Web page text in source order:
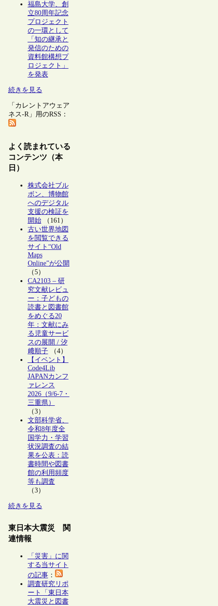
福島大学、創
立80周年記念
プロジェクト
の一環として
「知の継承と
発信のための
資料館構想プ
ロジェクト」
を発表
続きを見る
「カレントアウェア
ネス-R」用のRSS：
よく読まれている
コンテンツ（本
日）
株式会社ブル
ボン、博物館
へのデジタル
支援の検証を
開始（161）
古い世界地図
を閲覧できる
サイト“Old
Maps
Online”が公開
（5）
CA2103 – 研
究文献レビュ
ー：子どもの
読書と図書館
をめぐる20
年：文献にみ
る児童サービ
スの展開 / 汐
﨑順子（4）
【イベント】
Code4Lib
JAPANカンフ
ァレンス
2026（9/6-7・
三重県）
（3）
文部科学省、
令和8年度全
国学力・学習
状況調査の結
果を公表：読
書時間や図書
館の利用頻度
等も調査
（3）
続きを見る
東日本大震災 関
連情報
「災害」に関
する当サイト
の記事：
調査研究リポ
ート「東日本
大震災と図書